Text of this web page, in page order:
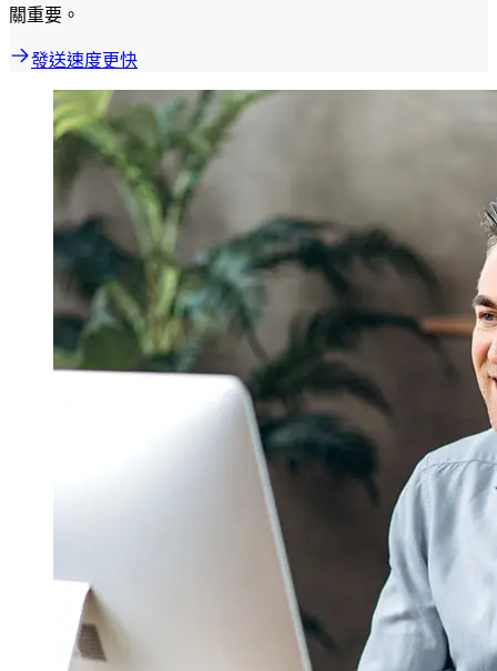
關重要。
發送速度更快